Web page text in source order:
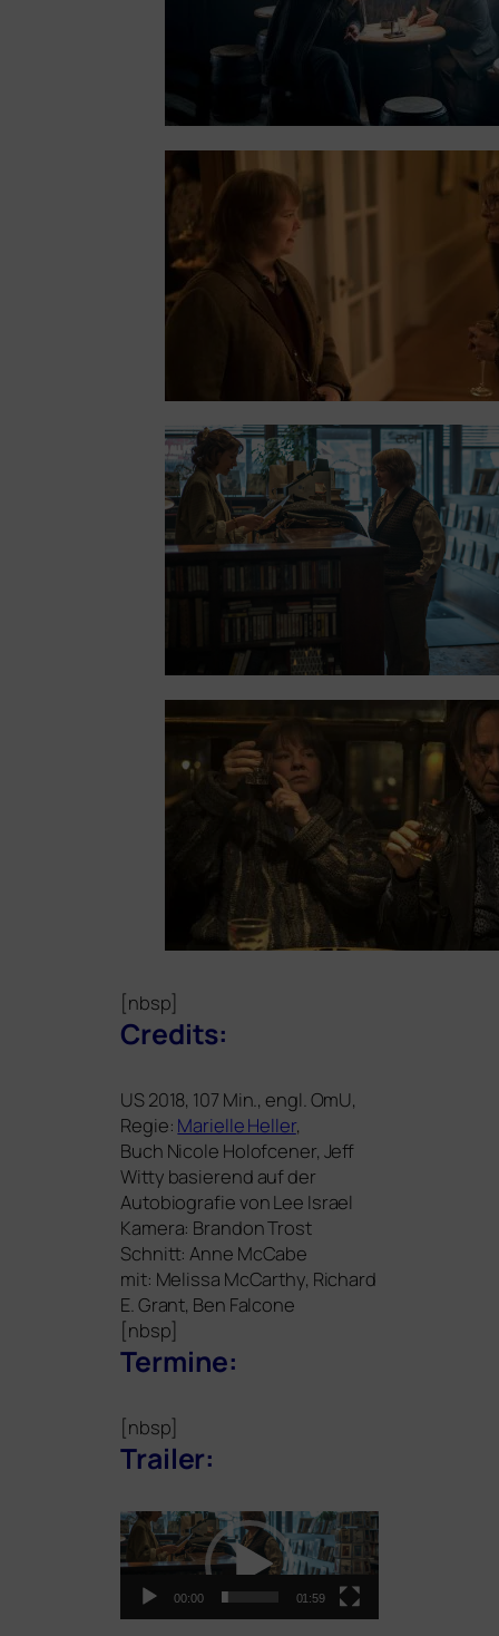
[nbsp]
Credits:
US2018, 107 Min., engl. OmU,
Regie: Marielle Heller,
Buch Nicole Holofcener, Jeff
Witty basie­rend auf der
Autobiografie von Lee Israel
Kamera: Brandon Trost
Schnitt: Anne McCabe
mit: Melissa McCarthy, Richard
E. Grant, Ben Falcone
[nbsp]
Termine:
[nbsp]
Trailer:
Video-
Player
00:00 01:59